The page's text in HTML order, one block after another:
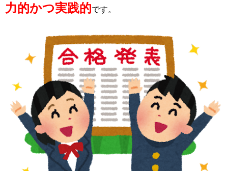
力的かつ実践的です。